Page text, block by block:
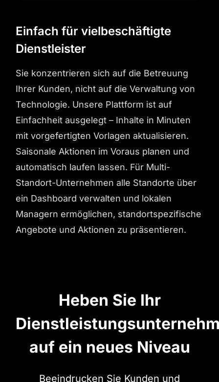
Einfach für vielbeschäftigte
Dienstleister
Sie konzentrieren sich auf die Betreuung
Ihrer Kunden, nicht auf die Verwaltung von
Technologie. Unsere Plattform ist auf
Einfachheit ausgelegt – Inhalte in Minuten
mit vorgefertigten Vorlagen aktualisieren.
Saisonale Aktionen im Voraus planen und
automatisch laufen lassen. Für Multi-
Standort-Unternehmen alle Standorte über
ein Dashboard verwalten und lokalen
Managern ermöglichen, standortspezifische
Angebote und Aktionen zu präsentieren.
Heben Sie Ihr
auf ein neues Niveau
Beeindrucken Sie Kunden und